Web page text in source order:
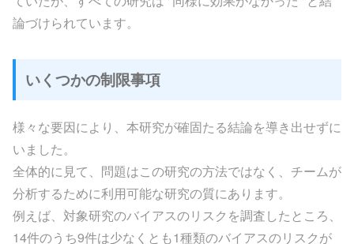
論づけられています。
いくつかの制限事項
様々な要因により、本研究が確固たる結論を導き出せずに
いました。
全体的に見て、問題はこの研究の方法ではなく、チームが
分析するために利用可能な研究の質にあります。
例えば、対象研究のバイアスのリスクを調査したところ、
14件のうち9件は少なくとも1種類のバイアスのリスクが